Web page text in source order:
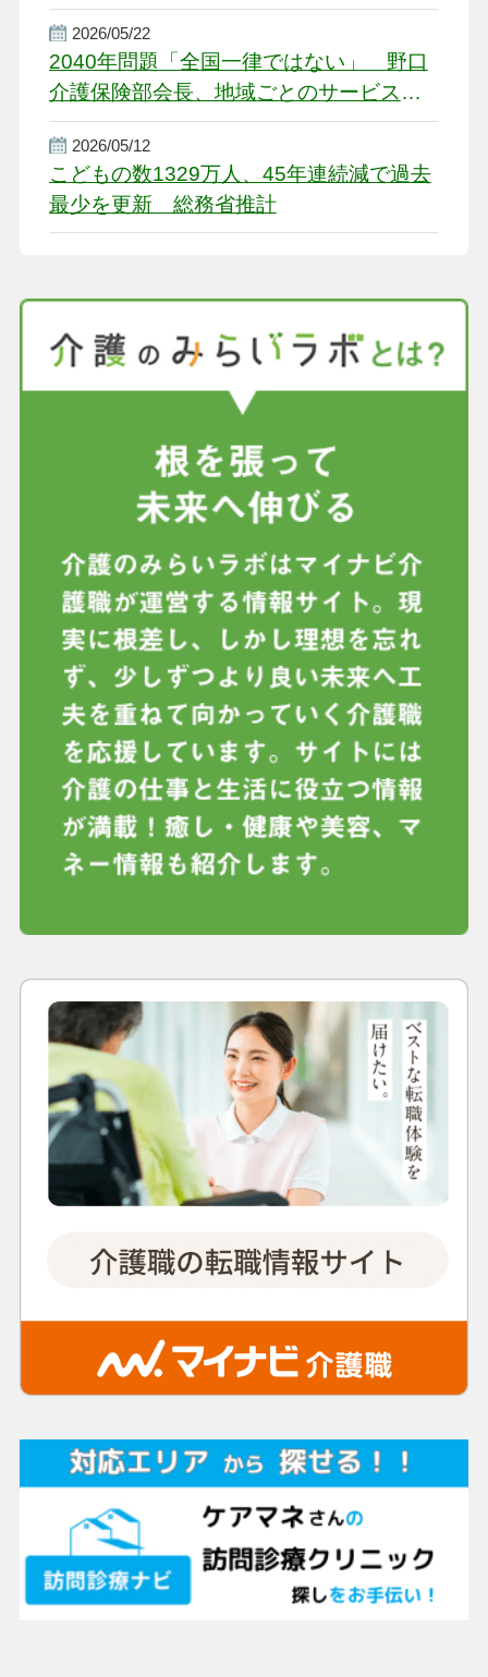
2026/05/22
2040年問題「全国一律ではない」 野口
介護保険部会長、地域ごとのサービス基
盤整備を促す
2026/05/12
こどもの数1329万人、45年連続減で過去
最少を更新 総務省推計